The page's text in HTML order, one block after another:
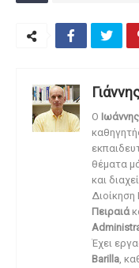
O
θέματα
και
Διοίκηση
Πειραιά
Έχει
Barilla ,